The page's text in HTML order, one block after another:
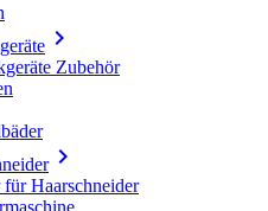

Zubehör

für Haarschneider